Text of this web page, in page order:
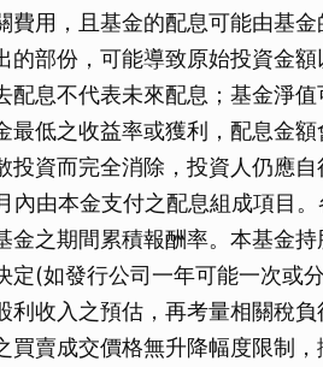
費用，且基金的配息可能由基
的部份，可能導致原始投資金
配息不代表未來配息；基金淨
最低之收益率或獲利，配息金
投資而完全消除，投資人仍應
內由本金支付之配息組成項目
金之期間累積報酬率。本基金
定(如發行公司一年可能一次或
利收入之預估，再考量相關稅
買賣成交價格無升降幅度限制